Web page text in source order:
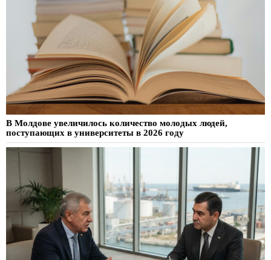
В Молдове увеличилось количество молодых людей,
поступающих в университеты в 2026 году